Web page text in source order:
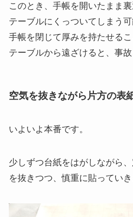
このとき、手帳を開いたまま
テーブルにくっついてしまう可
手帳を閉じて厚みを持たせる
テーブルから遠ざけると、事故
空気を抜きながら片方の表
いよいよ本番です。
少しずつ台紙をはがしながら
を抜きつつ、慎重に貼っていき